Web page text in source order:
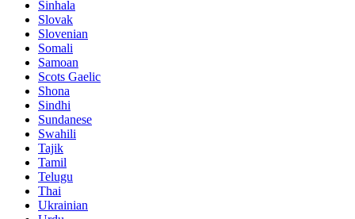
Sinhala
Slovak
Slovenian
Somali
Samoan
Scots Gaelic
Shona
Sindhi
Sundanese
Swahili
Tajik
Tamil
Telugu
Thai
Ukrainian